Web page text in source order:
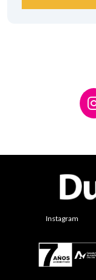
Instagram